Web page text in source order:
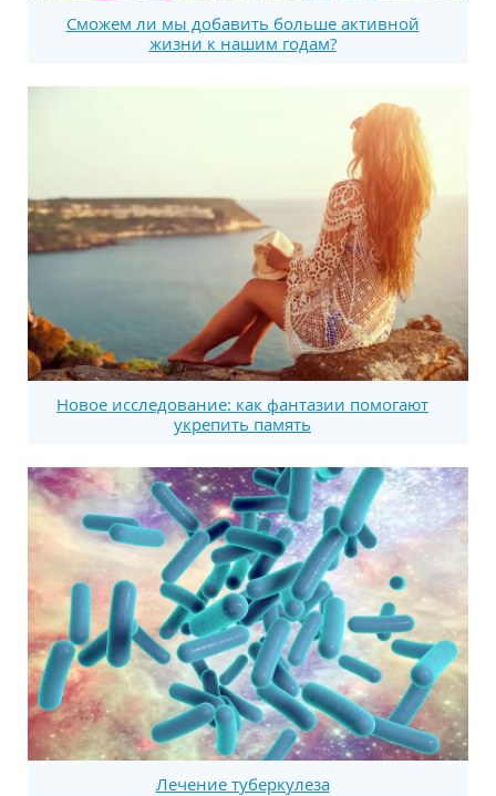
Сможем ли мы добавить больше активной
жизни к нашим годам?
Новое исследование: как фантазии помогают
укрепить память
Лечение туберкулеза